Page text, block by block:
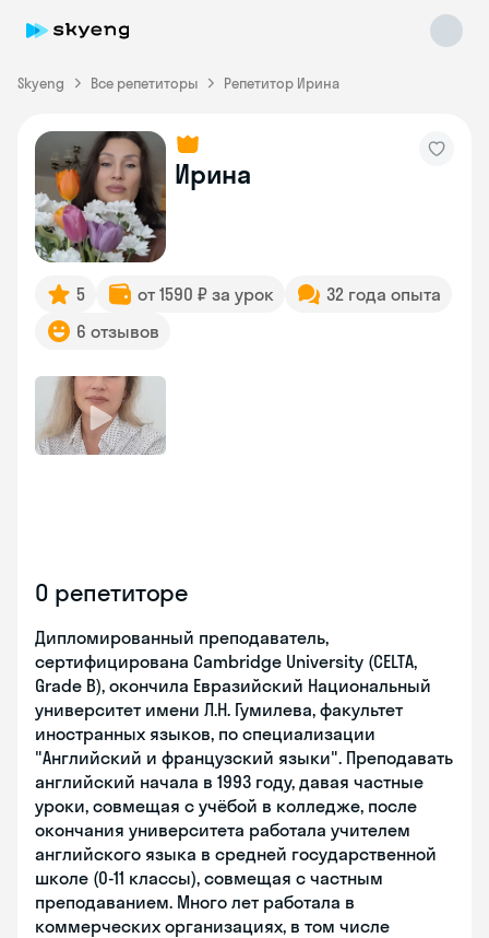
Skyeng Все репетиторы Репетитор Ирина
Ирина
5 от 1590 ₽ за урок
32 года опыта
6 отзывов
О репетиторе
Дипломированный преподаватель,
сертифицирована Cambridge University (CELTA,
Grade B), окончила Евразийский Национальный
университет имени Л.Н. Гумилева, факультет
иностранных языков, по специализации
"Английский и французский языки". Преподавать
английский начала в 1993 году, давая частные
уроки, совмещая с учёбой в колледже, после
окончания университета работала учителем
английского языка в средней государственной
школе (0-11 классы), совмещая с частным
преподаванием. Много лет работала в
коммерческих организациях, в том числе
Skyeng Chat
online